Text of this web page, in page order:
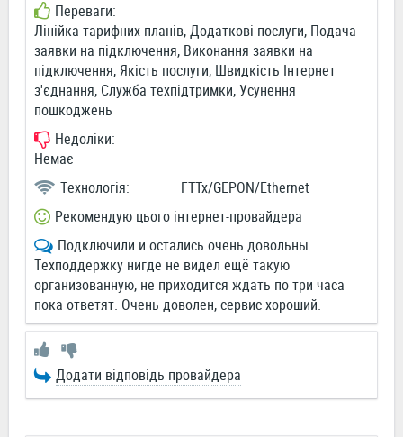
Переваги:
Лінійка тарифних планів, Додаткові послуги, Подача
заявки на підключення, Виконання заявки на
підключення, Якість послуги, Швидкість Інтернет
з'єднання, Служба техпідтримки, Усунення
пошкоджень
Недоліки:
Немає
Технологія:
FTTx/GEPON/Ethernet
Рекомендую цього інтернет-провайдера
Подключили и остались очень довольны.
Техподдержку нигде не видел ещё такую
организованную, не приходится ждать по три часа
пока ответят. Очень доволен, сервис хороший.
Додати відповідь провайдера